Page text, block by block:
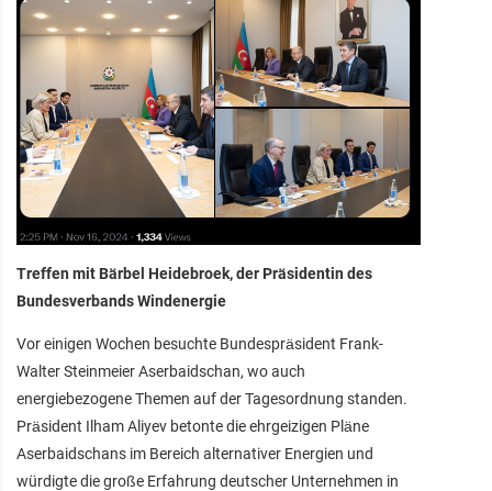
Treffen mit Bärbel Heidebroek, der Präsidentin des
Bundesverbands Windenergie
Vor einigen Wochen besuchte Bundespräsident Frank-
Walter Steinmeier Aserbaidschan, wo auch
energiebezogene Themen auf der Tagesordnung standen.
Präsident Ilham Aliyev betonte die ehrgeizigen Pläne
Aserbaidschans im Bereich alternativer Energien und
würdigte die große Erfahrung deutscher Unternehmen in